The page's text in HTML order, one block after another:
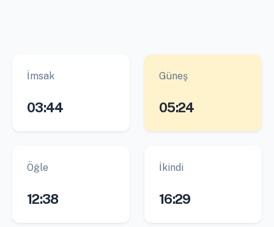
İmsak
03:44
Güneş
05:24
Öğle
12:38
İkindi
16:29